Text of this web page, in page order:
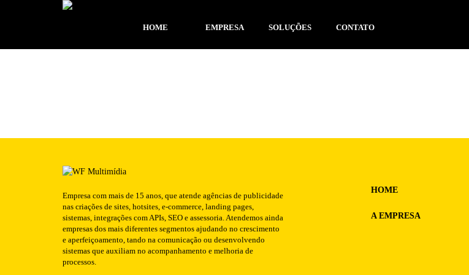
HOME EMPRESA SOLUÇÕES CONTATO
Empresa com mais de 15 anos, que atende agências de publicidade
nas criações de sites, hotsites, e-commerce, landing pages,
sistemas, integrações com APIs, SEO e assessoria. Atendemos ainda
empresas dos mais diferentes segmentos ajudando no crescimento
e aperfeiçoamento, tando na comunicação ou desenvolvendo
sistemas que auxiliam no acompanhamento e melhoria de
processos.
HOME
A EMPRESA